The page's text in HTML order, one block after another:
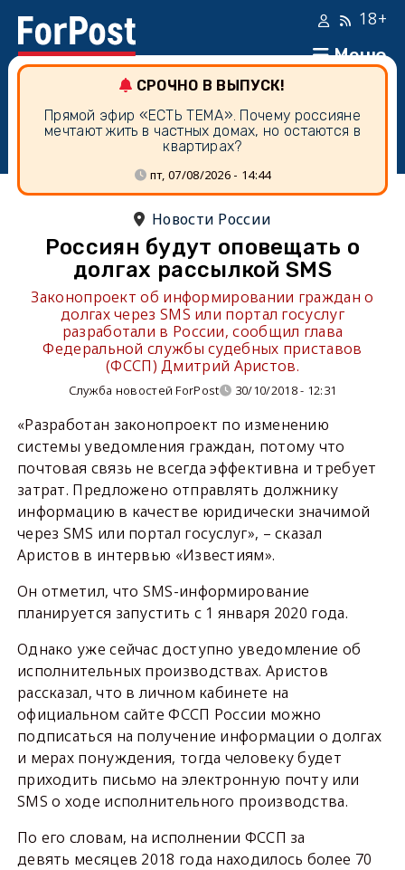
Меню
18+
СРОЧНО В ВЫПУСК!
Прямой эфир «ЕСТЬ ТЕМА». Почему россияне
мечтают жить в частных домах, но остаются в
квартирах?
пт, 07/08/2026 - 14:44
Новости России
Россиян будут оповещать о
долгах рассылкой SMS
Законопроект об информировании граждан о
долгах через SMS или портал госуслуг
разработали в России, сообщил глава
Федеральной службы судебных приставов
(ФССП) Дмитрий Аристов.
Служба новостей ForPost 30/10/2018 - 12:31
«Разработан законопроект по изменению
системы уведомления граждан, потому что
почтовая связь не всегда эффективна и требует
затрат. Предложено отправлять должнику
информацию в качестве юридически значимой
через SMS или портал госуслуг», – сказал
Аристов в интервью «Известиям».
Он отметил, что SMS-информирование
планируется запустить с 1 января 2020 года.
Однако уже сейчас доступно уведомление об
исполнительных производствах. Аристов
рассказал, что в личном кабинете на
официальном сайте ФССП России можно
подписаться на получение информации о долгах
и мерах понуждения, тогда человеку будет
приходить письмо на электронную почту или
SMS о ходе исполнительного производства.
По его словам, на исполнении ФССП за
девять месяцев 2018 года находилось более 70